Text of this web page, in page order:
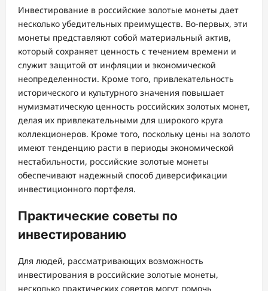
Инвестирование в российские золотые монеты дает
несколько убедительных преимуществ. Во-первых, эти
монеты представляют собой материальный актив,
который сохраняет ценность с течением времени и
служит защитой от инфляции и экономической
неопределенности. Кроме того, привлекательность
исторического и культурного значения повышает
нумизматическую ценность российских золотых монет,
делая их привлекательными для широкого круга
коллекционеров. Кроме того, поскольку цены на золото
имеют тенденцию расти в периоды экономической
нестабильности, российские золотые монеты
обеспечивают надежный способ диверсификации
инвестиционного портфеля.
Практические советы по
инвестированию
Для людей, рассматривающих возможность
инвестирования в российские золотые монеты,
несколько практических советов могут помочь